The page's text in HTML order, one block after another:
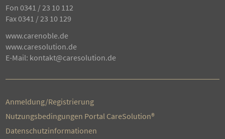
Fon0341 / 23 10 112
Fax 0341 / 23 10 129
www.carenoble.de
www.caresolution.de
E-Mail: kontakt@caresolution.de
Anmeldung/Registrierung
Nutzungsbedingungen Portal CareSolution®
Datenschutzinformationen